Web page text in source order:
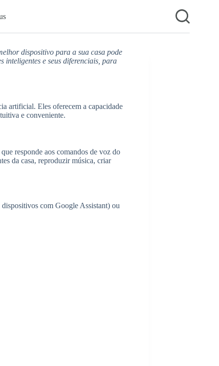
dispositivo para a sua casa pode
inteligentes e seus diferenciais, para
artificial. Eles oferecem a capacidade
e conveniente.
responde aos comandos de voz do
da casa, reproduzir música, criar
com Google Assistant) ou